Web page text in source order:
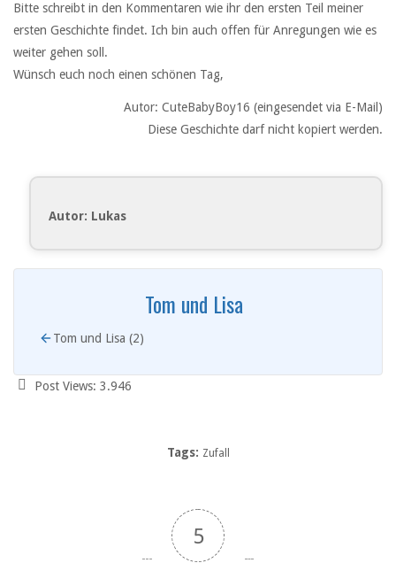
Bitte schreibt in den Kommentaren wie ihr den ersten Teil meiner
ersten Geschichte findet. Ich bin auch offen für Anregungen wie es
weiter gehen soll.
Wünsch euch noch einen schönen Tag,
Autor: CuteBabyBoy16 (eingesendet via E-Mail)
Diese Geschichte darf nicht kopiert werden.
Autor: Lukas
Tom und Lisa
Tom und Lisa (2)
Post Views: 3.946
Tags: Zufall
5